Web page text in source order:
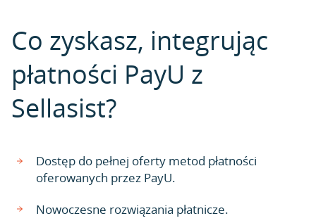
Co zyskasz, integrując
płatności PayU z
Sellasist?
Dostęp do pełnej oferty metod płatności
oferowanych przez PayU.
Nowoczesne rozwiązania płatnicze.